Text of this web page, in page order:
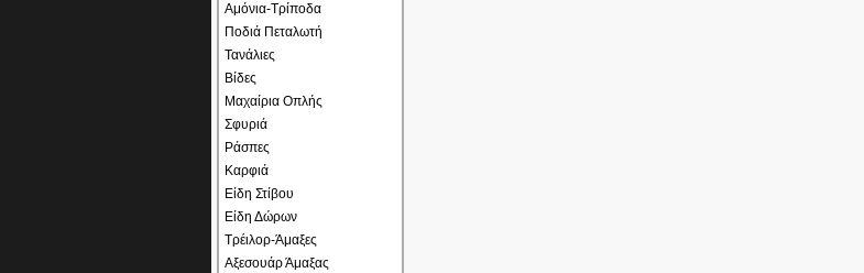
Αμόνια-Τρίποδα
Ποδιά Πεταλωτή
Τανάλιες
Βίδες
Μαχαίρια Οπλής
Σφυριά
Ράσπες
Καρφιά
Είδη Στίβου
Είδη Δώρων
Τρέιλορ-Άμαξες
Αξεσουάρ Άμαξας